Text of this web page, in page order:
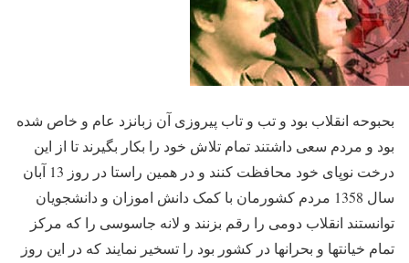
بحبوحه انقلاب بود و تب و تاب پیروزی آن زبانزد عام و خاص شده
بود و مردم سعی داشتند تمام تلاش خود را بکار بگیرند تا از این
درخت نوپای خود محافظت کنند و در همین راستا در روز 13 آبان
سال 1358 مردم کشورمان با کمک دانش اموزان و دانشجویان
توانستند انقلاب دومی را رقم بزنند و لانه جاسوسی را که مرکز
تمام خیانتها و بحرانها در کشور بود را تسخیر نمایند که در این روز